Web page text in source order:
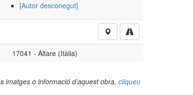
[Autor desconegut]
17041 - Altare (Itàlia)
imatges o informació d’aquest obra, cliqueu